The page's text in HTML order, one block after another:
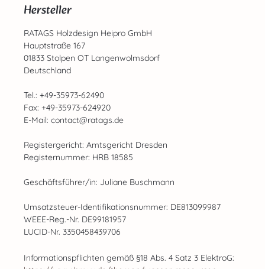
Hersteller
RATAGS Holzdesign Heipro GmbH
Hauptstraße 167
01833 Stolpen OT Langenwolmsdorf
Deutschland
Tel.: +49-35973-62490
Fax: +49-35973-624920
E-Mail: contact@ratags.de
Registergericht: Amtsgericht Dresden
Registernummer: HRB 18585
Geschäftsführer/in: Juliane Buschmann
Umsatzsteuer-Identifikationsnummer: DE813099987
WEEE-Reg.-Nr. DE99181957
LUCID-Nr. 3350458439706
Informationspflichten gemäß §18 Abs. 4 Satz 3 ElektroG: